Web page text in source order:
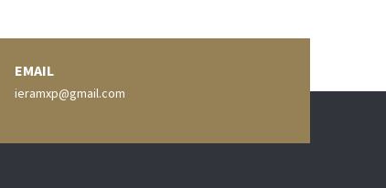
EMAIL
ieramxp@gmail.com